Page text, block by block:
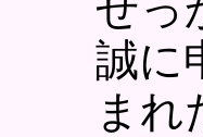
誠に
まれ